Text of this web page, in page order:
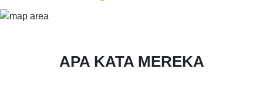
APA KATA MEREKA